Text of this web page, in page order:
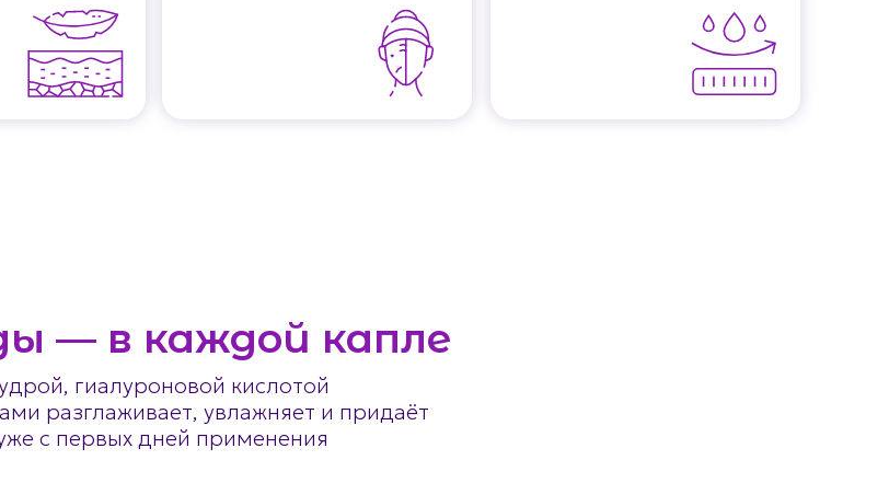
— в каждой капле
гиалуроновой кислотой
разглаживает, увлажняет и придаёт
с первых дней применения